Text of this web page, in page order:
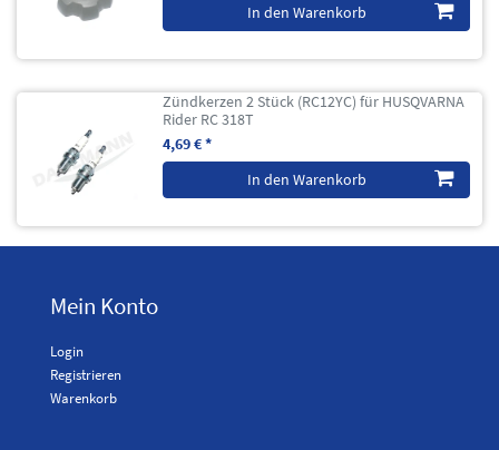
In den Warenkorb
Zündkerzen 2 Stück (RC12YC) für HUSQVARNA
Rider RC 318T
4,69 € *
In den Warenkorb
Mein Konto
Login
Registrieren
Warenkorb